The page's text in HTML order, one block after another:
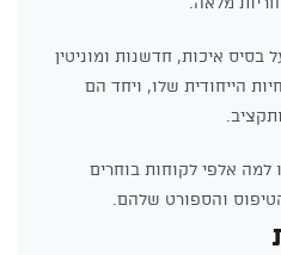
בסיס איכות, חדשנות ומוניטין
הייחודית שלו, ויחד הם
אלפי לקוחות בוחרים
הטיפוס והספורט שלהם.